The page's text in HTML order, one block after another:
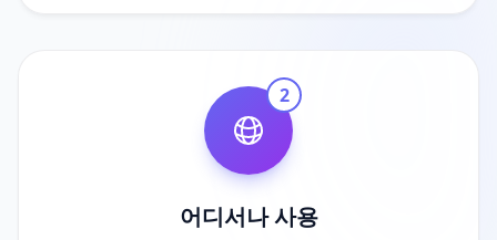
2
어디서나 사용